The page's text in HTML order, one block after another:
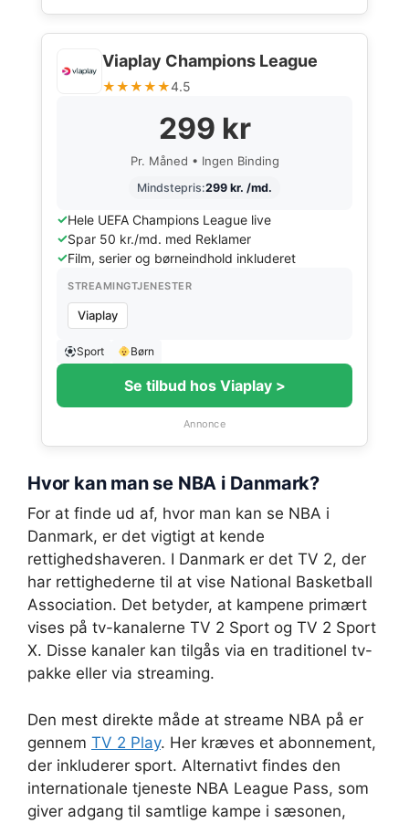
Viaplay Champions League
★★★★★4.5
299 kr
Pr. Måned • Ingen Binding
Mindstepris:299 kr. /md.
Hele UEFA Champions League live
Spar 50 kr./md. med Reklamer
Film, serier og børneindhold inkluderet
STREAMINGTJENESTER
Viaplay
Sport Børn
Se tilbud hos Viaplay >
Annonce
Hvor kan man se NBA i Danmark?
For at finde ud af, hvor man kan se NBA i
Danmark, er det vigtigt at kende
rettighedshaveren. I Danmark er det TV 2, der
har rettighederne til at vise National Basketball
Association. Det betyder, at kampene primært
vises på tv-kanalerne TV 2 Sport og TV 2 Sport
X. Disse kanaler kan tilgås via en traditionel tv-
pakke eller via streaming.
Den mest direkte måde at streame NBA på er
gennem TV 2 Play. Her kræves et abonnement,
der inkluderer sport. Alternativt findes den
internationale tjeneste NBA League Pass, som
giver adgang til samtlige kampe i sæsonen,